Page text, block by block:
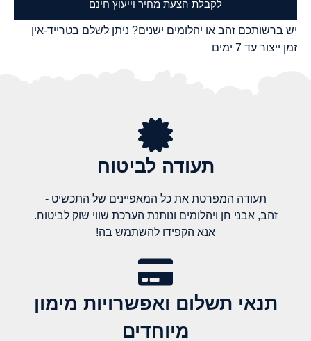
לקבלת הצעת מחיר וייעוץ חינם
יש ברשותכם זהב או יהלומים ישנים? ניתן לשלם בטרייד-אין
זמן ייצור עד 7 ימים
תעודה לביטוח
תעודה המפרטת את כל המאפיינים של התכשיט -
זהב, אבני חן ויהלומים ונותנת הערכת שווי שוק לביטוח.
אנא הקפידו להשתמש בה!
תנאי תשלום ואפשרויות מימון
מיוחדים